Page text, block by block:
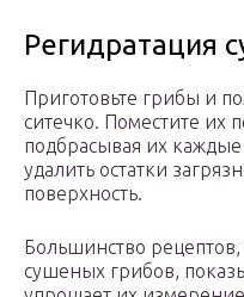
Регидратация
Приготовьте грибы и
ситечко. Поместите их
подбрасывая их
удалить остатки
поверхность.
Большинство
сушеных грибов,